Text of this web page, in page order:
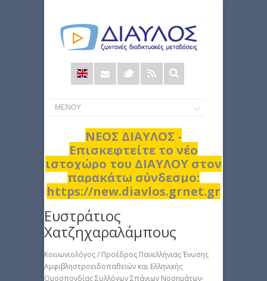
Φόρμα
αναζήτησης
ΝΕΟΣ ΔΙΑΥΛΟΣ -
Επισκεφτείτε το νέο
ιστοχώρο του ΔΙΑΥΛΟΥ στον
παρακάτω σύνδεσμο:
https://new.diavlos.grnet.gr
Ευστράτιος
Χατζηχαραλάμπους
Κοινωνιολόγος / Προέδρος Πανελλήνιας Ένωσης
Αμφιβληστροειδοπαθειών και Ελληνικής
Ομοσπονδίας Συλλόγων Σπάνιων Νοσημάτων-